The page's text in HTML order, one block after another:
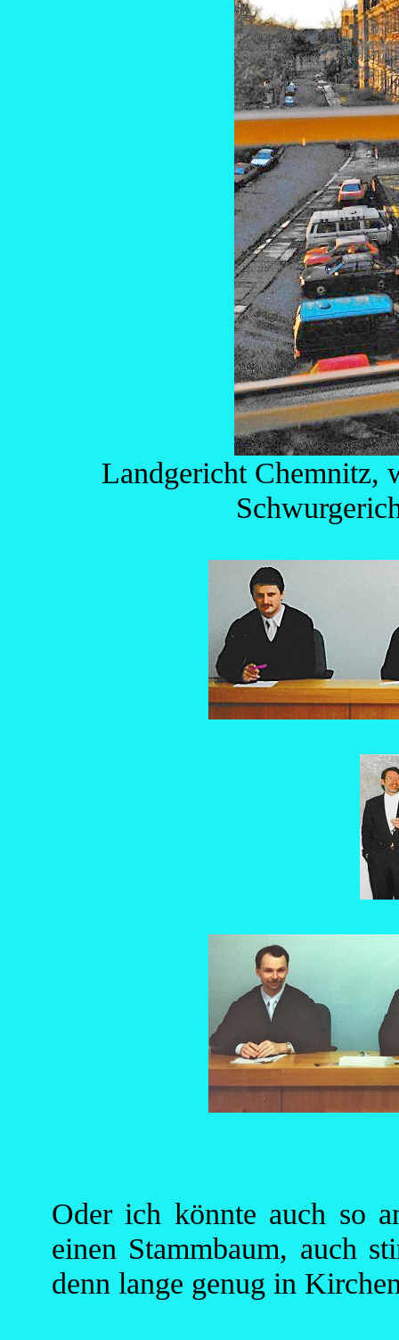
Landgericht Chemnitz,
Oder ich könnte auch so
einen Stammbaum, auch
denn lange genug in